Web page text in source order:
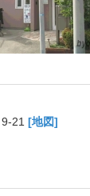
21 [地図]